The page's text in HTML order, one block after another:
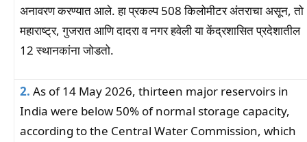
अनावरण करण्यात आले. हा प्रकल्प 508 किलोमीटर अंतराचा असून, तो
महाराष्ट्र, गुजरात आणि दादरा व नगर हवेली या केंद्रशासित प्रदेशातील
12 स्थानकांना जोडतो.
2. As of 14 May 2026, thirteen major reservoirs in
India were below 50% of normal storage capacity,
according to the Central Water Commission, which